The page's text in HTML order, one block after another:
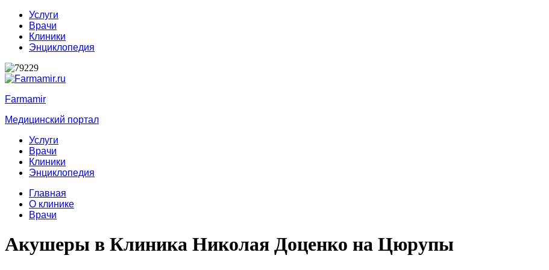
Услуги
Врачи
Клиники
Энциклопедия
Farmamir
Медицинский портал
Услуги
Врачи
Клиники
Энциклопедия
Главная
О клинике
Врачи
Акушеры в Клиника Николая Доценко на Цюрупы